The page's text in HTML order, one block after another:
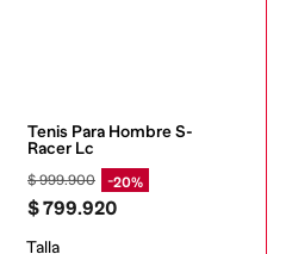
Tenis Para Hombre S-
Racer Lc
$999.900 20%
$799.920
Talla